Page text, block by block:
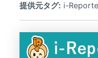
提供元タグ: i-